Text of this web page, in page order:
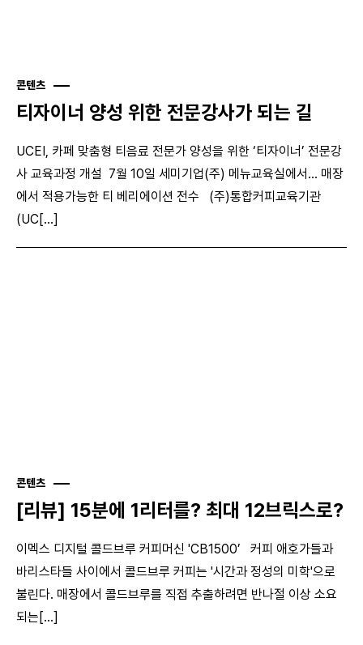
콘텐츠
티자이너 양성 위한 전문강사가 되는 길
UCEI, 카페 맞춤형 티음료 전문가 양성을 위한 ‘티자이너’ 전문강
사 교육과정 개설 7월 10일 세미기업(주) 메뉴교육실에서… 매장
에서 적용가능한 티 베리에이션 전수 (주)통합커피교육기관
(UC[...]
콘텐츠
[리뷰] 15분에 1리터를? 최대 12브릭스로?
이멕스 디지털 콜드브루 커피머신 'CB1500’ 커피 애호가들과
바리스타들 사이에서 콜드브루 커피는 '시간과 정성의 미학'으로
불린다. 매장에서 콜드브루를 직접 추출하려면 반나절 이상 소요
되는[...]